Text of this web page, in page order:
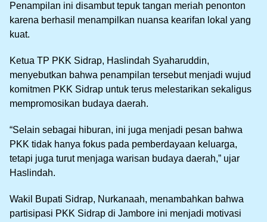
Penampilan ini disambut tepuk tangan meriah penonton
karena berhasil menampilkan nuansa kearifan lokal yang
kuat.
Ketua TP PKK Sidrap, Haslindah Syaharuddin,
menyebutkan bahwa penampilan tersebut menjadi wujud
komitmen PKK Sidrap untuk terus melestarikan sekaligus
mempromosikan budaya daerah.
“Selain sebagai hiburan, ini juga menjadi pesan bahwa
PKK tidak hanya fokus pada pemberdayaan keluarga,
tetapi juga turut menjaga warisan budaya daerah,” ujar
Haslindah.
Wakil Bupati Sidrap, Nurkanaah, menambahkan bahwa
partisipasi PKK Sidrap di Jambore ini menjadi motivasi